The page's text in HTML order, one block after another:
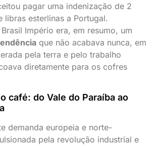
pagar uma indenização de 2
libras esterlinas a Portugal.
Império era, em resumo, um
que não acabava nunca, em
pela terra e pelo trabalho
diretamente para os cofres
café: do Vale do Paraíba ao
demanda europeia e norte-
pela revolução industrial e